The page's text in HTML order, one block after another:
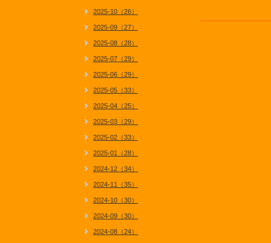
2025-10（26）
2025-09（27）
2025-08（28）
2025-07（29）
2025-06（29）
2025-05（33）
2025-04（25）
2025-03（29）
2025-02（33）
2025-01（28）
2024-12（34）
2024-11（35）
2024-10（30）
2024-09（30）
2024-08（24）